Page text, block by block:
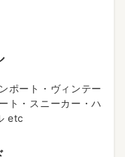
ポート・ヴィンテー
ト・スニーカー・ハ
etc